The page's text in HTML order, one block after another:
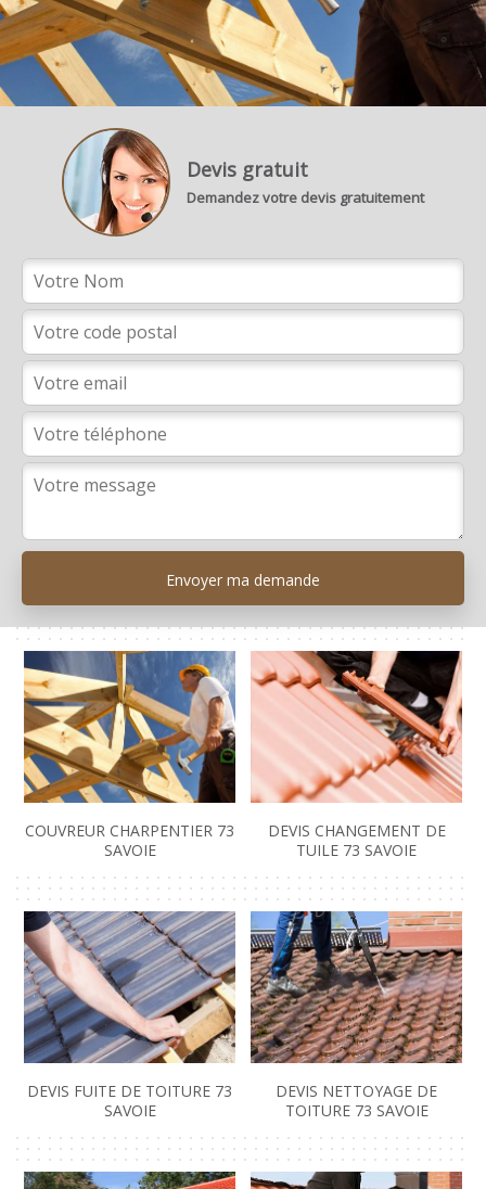
Devis gratuit
Demandez votre devis gratuitement
COUVREUR CHARPENTIER 73
SAVOIE
DEVIS CHANGEMENT DE
TUILE 73 SAVOIE
DEVIS FUITE DE TOITURE 73
SAVOIE
DEVIS NETTOYAGE DE
TOITURE 73 SAVOIE